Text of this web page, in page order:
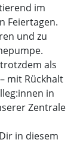
im
Feiertagen.
und zu
als
mit Rückhalt
in
Zentrale
in diesem